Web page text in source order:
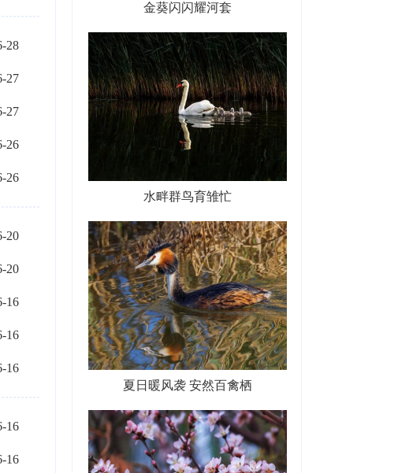
28
27
27
26
26
20
20
16
16
16
16
16
金葵闪闪耀河套
水畔群鸟育雏忙
夏日暖风袭 安然百禽栖